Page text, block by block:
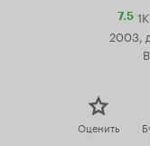
7.5
7.5
1K
2003,
Оценить